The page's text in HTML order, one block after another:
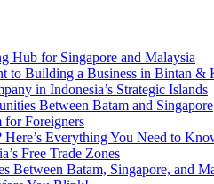
Hub for Singapore and Malaysia
to Building a Business in Bintan &
in Indonesia’s Strategic Islands
Between Batam and Singapore
for Foreigners
Everything You Need to
Free Trade Zones
Between Batam, Singapore, and